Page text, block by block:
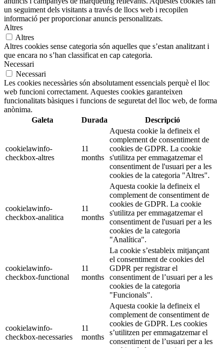
un seguiment dels visitants a través de llocs web i recopilen
informació per proporcionar anuncis personalitzats.
Altres
Altres
Altres cookies sense categoria són aquelles que s’estan analitzant i
que encara no s’han classificat en cap categoria.
Necessari
Necessari
Les cookies necessàries són absolutament essencials perquè el lloc
web funcioni correctament. Aquestes cookies garanteixen
funcionalitats bàsiques i funcions de seguretat del lloc web, de forma
anònima.
Galeta
Durada Descripció
cookielawinfo-
checkbox-altres
11
months
Aquesta cookie la defineix el
complement de consentiment de
cookies de GDPR. La cookie
s'utilitza per emmagatzemar el
consentiment de l'usuari per a les
cookies de la categoria "Altres".
cookielawinfo-
checkbox-analitica
11
months
Aquesta cookie la defineix el
complement de consentiment de
cookies de GDPR. La cookie
s'utilitza per emmagatzemar el
consentiment de l'usuari per a les
cookies de la categoria
"Analítica".
cookielawinfo-
checkbox-functional
11
months
La cookie s’estableix mitjançant
el consentiment de cookies del
GDPR per registrar el
consentiment de l’usuari per a les
cookies de la categoria
"Funcionals".
cookielawinfo-
checkbox-necessaries
11
months
Aquesta cookie la defineix el
complement de consentiment de
cookies de GDPR. Les cookies
s’utilitzen per emmagatzemar el
consentiment de l’usuari per a les